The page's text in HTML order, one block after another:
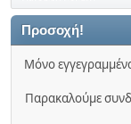
Προσοχή!
Μόνο
Παρακαλούμε